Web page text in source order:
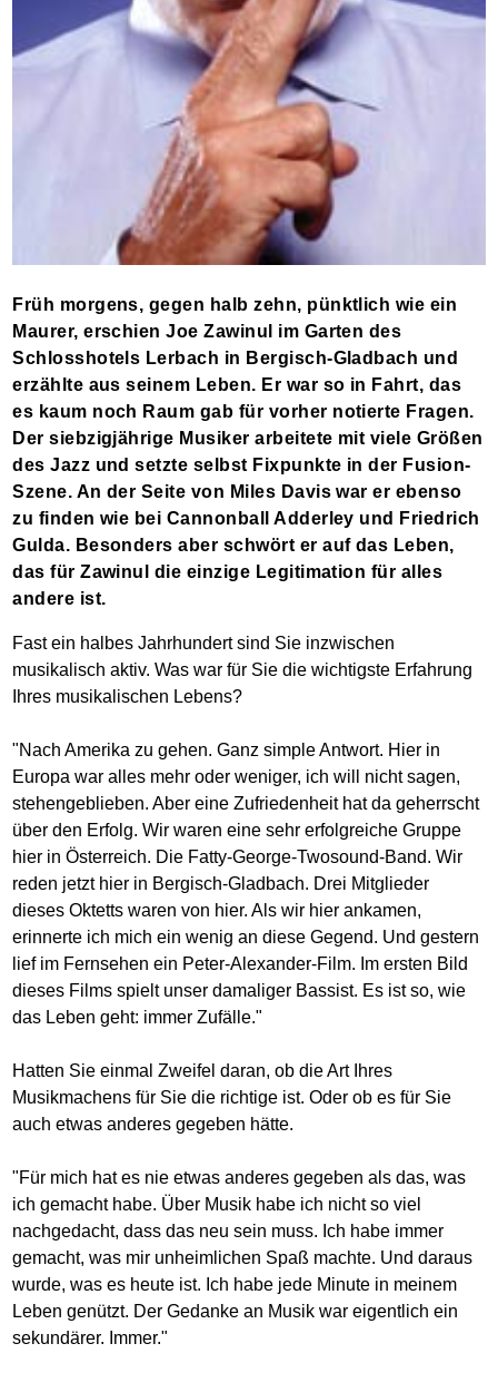
Früh morgens, gegen halb zehn, pünktlich wie ein
Maurer, erschien Joe Zawinul im Garten des
Schlosshotels Lerbach in Bergisch-Gladbach und
erzählte aus seinem Leben. Er war so in Fahrt, das
es kaum noch Raum gab für vorher notierte Fragen.
Der siebzigjährige Musiker arbeitete mit viele Größen
des Jazz und setzte selbst Fixpunkte in der Fusion-
Szene. An der Seite von Miles Davis war er ebenso
zu finden wie bei Cannonball Adderley und Friedrich
Gulda. Besonders aber schwört er auf das Leben,
das für Zawinul die einzige Legitimation für alles
andere ist.
Fast ein halbes Jahrhundert sind Sie inzwischen
musikalisch aktiv. Was war für Sie die wichtigste Erfahrung
Ihres musikalischen Lebens?
"Nach Amerika zu gehen. Ganz simple Antwort. Hier in
Europa war alles mehr oder weniger, ich will nicht sagen,
stehengeblieben. Aber eine Zufriedenheit hat da geherrscht
über den Erfolg. Wir waren eine sehr erfolgreiche Gruppe
hier in Österreich. Die Fatty-George-Twosound-Band. Wir
reden jetzt hier in Bergisch-Gladbach. Drei Mitglieder
dieses Oktetts waren von hier. Als wir hier ankamen,
erinnerte ich mich ein wenig an diese Gegend. Und gestern
lief im Fernsehen ein Peter-Alexander-Film. Im ersten Bild
dieses Films spielt unser damaliger Bassist. Es ist so, wie
das Leben geht: immer Zufälle."
Hatten Sie einmal Zweifel daran, ob die Art Ihres
Musikmachens für Sie die richtige ist. Oder ob es für Sie
auch etwas anderes gegeben hätte.
"Für mich hat es nie etwas anderes gegeben als das, was
ich gemacht habe. Über Musik habe ich nicht so viel
nachgedacht, dass das neu sein muss. Ich habe immer
gemacht, was mir unheimlichen Spaß machte. Und daraus
wurde, was es heute ist. Ich habe jede Minute in meinem
Leben genützt. Der Gedanke an Musik war eigentlich ein
sekundärer. Immer."